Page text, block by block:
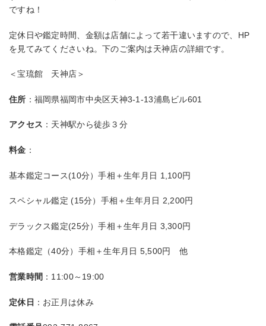
ですね！
定休日や鑑定時間、金額は店舗によって若干違いますので、HP
を見てみてくださいね。下のご案内は天神店の詳細です。
＜宝琉館 天神店＞
住所 ：福岡県福岡市中央区天神3-1-13浦島ビル601
アクセス ：天神駅から徒歩３分
料金 ：
基本鑑定コース(10分）手相＋生年月日 1,100円
スペシャル鑑定 (15分）手相＋生年月日 2,200円
デラックス鑑定(25分）手相＋生年月日 3,300円
本格鑑定（40分）手相＋生年月日 5,500円 他
営業時間 ：11:00～19:00
定休日 ：お正月は休み